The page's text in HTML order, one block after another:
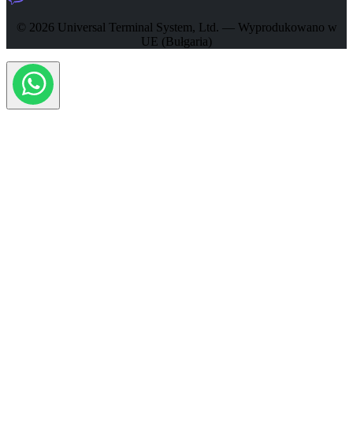
© 2026 Universal Terminal System, Ltd. — Wyprodukowano w
UE (Bułgaria)